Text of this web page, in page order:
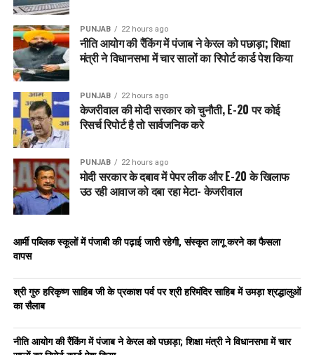
PUNJAB 22 hours ago
नीति आयोग की रैंकिंग में पंजाब ने केरल को पछाड़ा; शिक्षा
मंत्री ने विधानसभा में चार सालों का रिपोर्ट कार्ड पेश किया
PUNJAB 22 hours ago
केजरीवाल की मोदी सरकार को चुनौती, E-20 पर कोई
रिसर्च रिपोर्ट है तो सार्वजनिक करे
PUNJAB 22 hours ago
मोदी सरकार के दबाव में पेपर लीक और E-20 के खिलाफ
उठ रही आवाज को दबा रहा मेटा- केजरीवाल
आर्मी पब्लिक स्कूलों में पंजाबी की पढ़ाई जारी रहेगी, संस्कृत लागू करने का फैसला
वापस
श्री गुरु हरिकृष्ण साहिब जी के प्रकाश पर्व पर श्री हरिमंदिर साहिब में उमड़ा श्रद्धालुओं
का सैलाब
नीति आयोग की रैंकिंग में पंजाब ने केरल को पछाड़ा; शिक्षा मंत्री ने विधानसभा में चार